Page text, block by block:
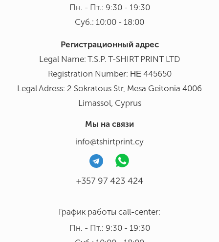
Пн. - Пт.: 9:30 - 19:30
Суб.: 10:00 - 18:00
Регистрационный адрес
Legal Name: T.S.P. T-SHIRT PRINΤ LTD
Registration Number: ΗΕ 445650
Legal Adress: 2 Sokratous Str, Mesa Geitonia 4006
Limassol, Cyprus
Мы на связи
info@tshirtprint.cy
+357 97 423 424
График работы call-center:
Пн. - Пт.: 9:30 - 19:30